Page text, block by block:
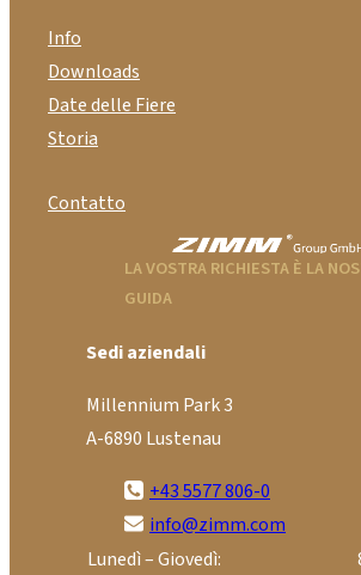
Info
Downloads
Date delle Fiere
Storia
Contatto
LA VOSTRA RICHIESTA È LA
GUIDA
Sedi aziendali
Millennium Park 3
A-6890 Lustenau
+43 5577 806-0
info@zimm.com
Lunedì – Giovedì: